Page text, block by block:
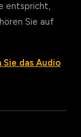
entspricht,
Sie auf
Sie das Audio